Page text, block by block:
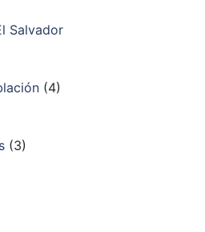
Salvador
(4)
(3)